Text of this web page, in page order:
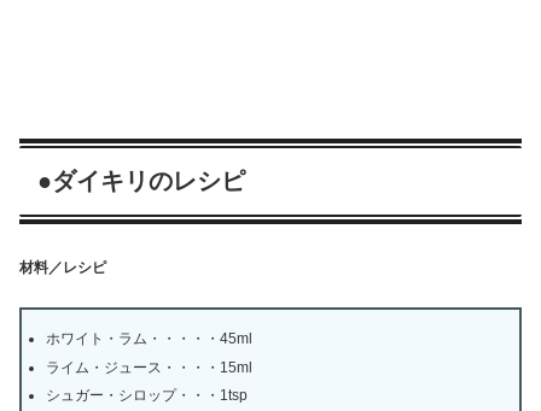
●ダイキリのレシピ
材料／レシピ
ホワイト・ラム・・・・・45ml
ライム・ジュース・・・・15ml
シュガー・シロップ・・・1tsp